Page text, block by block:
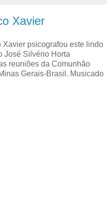
Xavier
psicografou este lindo
José Silvério Horta
reuniões da Comunhão
Gerais-Brasil. Musicado